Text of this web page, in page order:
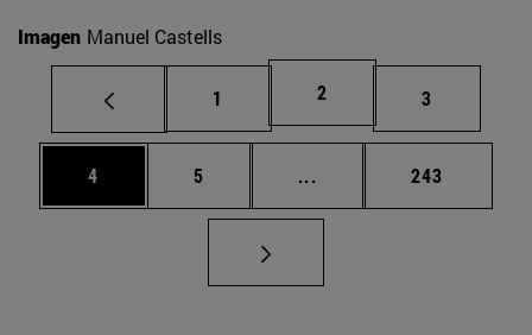
Imagen Manuel Castells
Página
1 Página
2 Página
3
Página
4 Página
5 ... Páginas intermedias
Página
243